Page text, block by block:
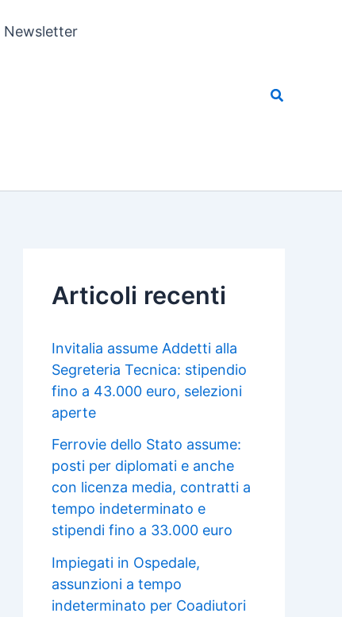
Newsletter
Articoli recenti
Invitalia assume Addetti alla
Segreteria Tecnica: stipendio
fino a 43.000 euro, selezioni
aperte
Ferrovie dello Stato assume:
posti per diplomati e anche
con licenza media, contratti a
tempo indeterminato e
stipendi fino a 33.000 euro
Impiegati in Ospedale,
assunzioni a tempo
indeterminato per Coadiutori